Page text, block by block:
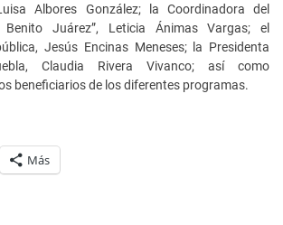
Albores González; la Coordinadora del
Benito Juárez”, Leticia Ánimas Vargas; el
Jesús Encinas Meneses; la Presidenta
Claudia Rivera Vivanco; así como
beneficiarios de los diferentes programas.
Más